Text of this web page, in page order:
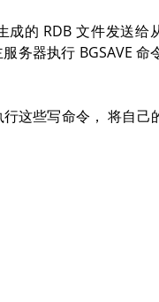
成的 RDB 文件发送给
务器执行 BGSAVE 命
这些写命令， 将自己